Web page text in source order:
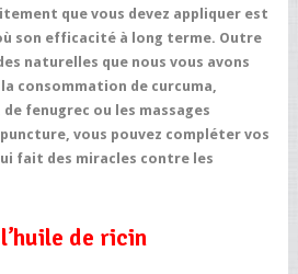
que vous devez appliquer est
son efficacité à long terme. Outre
naturelles que nous vous avons
consommation de curcuma,
de fenugrec ou les massages
vous pouvez compléter vos
fait des miracles contre les
de ricin